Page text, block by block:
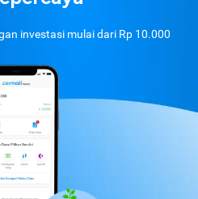
investasi mulai dari Rp 10.000